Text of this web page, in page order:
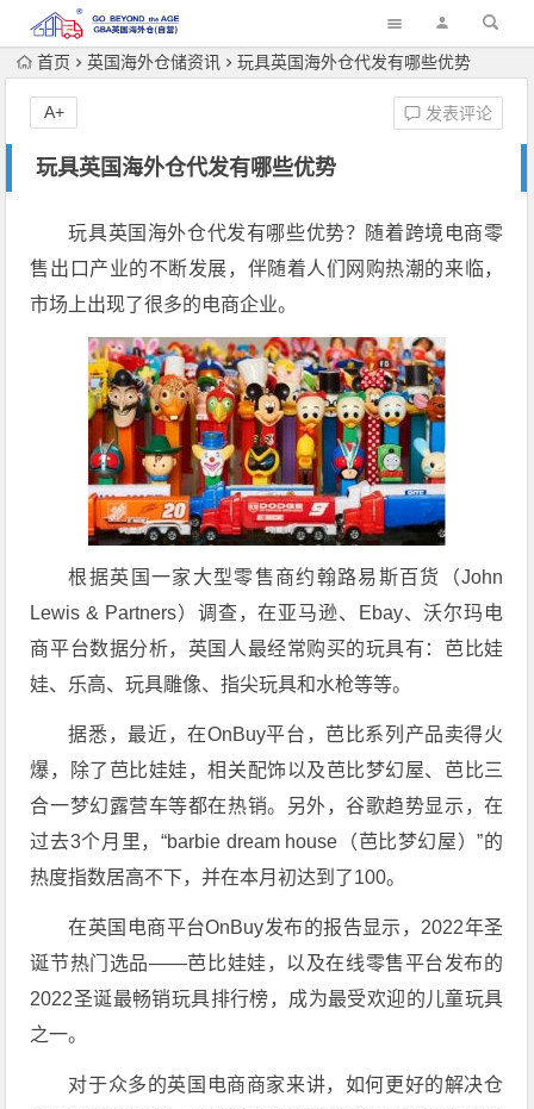
首页 英国海外仓储资讯 玩具英国海外仓代发有哪些优势
玩具英国海外仓代发有哪些优势
发表评论
A+
玩具英国海外仓代发有哪些优势？随着跨境电商零
售出口产业的不断发展，伴随着人们网购热潮的来临，
市场上出现了很多的电商企业。
根据英国一家大型零售商约翰路易斯百货（John
Lewis & Partners）调查，在亚马逊、Ebay、沃尔玛电
商平台数据分析，英国人最经常购买的玩具有：芭比娃
娃、乐高、玩具雕像、指尖玩具和水枪等等。
据悉，最近，在OnBuy平台，芭比系列产品卖得火
爆，除了芭比娃娃，相关配饰以及芭比梦幻屋、芭比三
合一梦幻露营车等都在热销。另外，谷歌趋势显示，在
过去3个月里，“barbie dream house（芭比梦幻屋）”的
热度指数居高不下，并在本月初达到了100。
在英国电商平台OnBuy发布的报告显示，2022年圣
诞节热门选品——芭比娃娃，以及在线零售平台发布的
2022圣诞最畅销玩具排行榜，成为最受欢迎的儿童玩具
之一。
对于众多的英国电商商家来讲，如何更好的解决仓